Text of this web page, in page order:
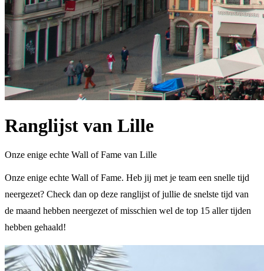
Ranglijst van Lille
Onze enige echte Wall of Fame van Lille
Onze enige echte Wall of Fame. Heb jij met je team een snelle tijd
neergezet? Check dan op deze ranglijst of jullie de snelste tijd van
de maand hebben neergezet of misschien wel de top 15 aller tijden
hebben gehaald!